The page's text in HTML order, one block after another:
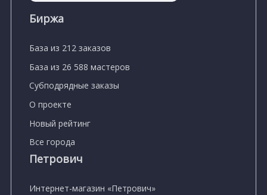
Биржа
База из 212 заказов
База из 26 588 мастеров
Субподрядные заказы
О проекте
Новый рейтинг
Все города
Петрович
Интернет-магазин «Петрович»